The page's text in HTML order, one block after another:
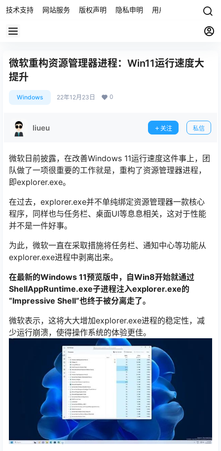
技术支持 网站服务 版权声明 隐私申明 用户协议 联系我们
微软重构资源管理器进程：Win11运行速度大
提升
Windows 22年12月23日 0
liueu 关注 私信
微软日前披露，在改善Windows 11运行速度这件事上，团
队做了一项很重要的工作就是，重构了资源管理器进程，
即explorer.exe。
在过去，explorer.exe并不单纯绑定资源管理器一款核心
程序，同样也与任务栏、桌面UI等息息相关，这对于性能
并不是一件好事。
为此，微软一直在采取措施将任务栏、通知中心等功能从
explorer.exe进程中剥离出来。
在最新的Windows 11预览版中，自Win8开始就通过
ShellAppRuntime.exe子进程注入explorer.exe的
“Impressive Shell”也终于被分离走了。
微软表示，这将大大增加explorer.exe进程的稳定性，减
少运行崩溃，使得操作系统的体验更佳。